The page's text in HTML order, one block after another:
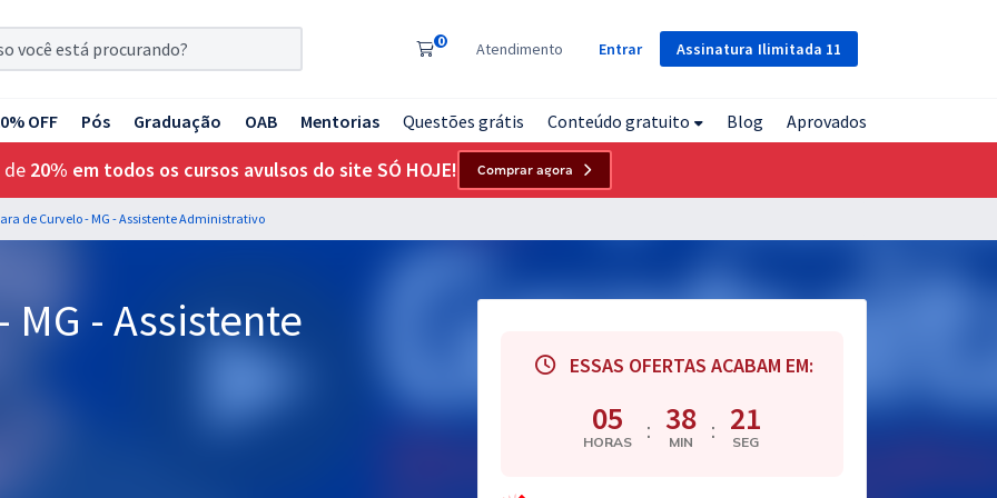
Assinatura Ilimitada 11
0 Atendimento Entrar
OFF Pós Graduação OAB Mentorias Questões grátis Conteúdo gratuito Blog Aprovados
de 20% em todos os cursos avulsos do site SÓ HOJE! Comprar agora
de Curvelo - MG - Assistente Administrativo
- Assistente
ESSAS OFERTAS ACABAM EM:
05
HORAS : 38
MIN : 21
SEG